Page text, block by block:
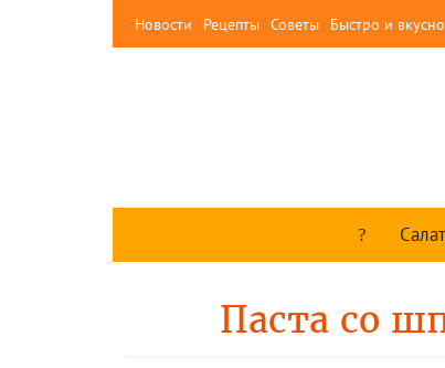
Новости Рецепты Советы Быстро и вкусно
Паста со